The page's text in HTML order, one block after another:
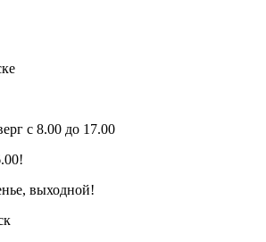
с 8.00 до 17.00
выходной!